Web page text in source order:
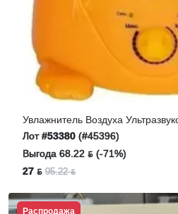
Увлажнитель Воздуха
8010 Оранжевый
Лот#53380 (#45396)
Выгода 68.22 ƃ (-71%)
27 ƃ 95.22 ƃ
Распродажа